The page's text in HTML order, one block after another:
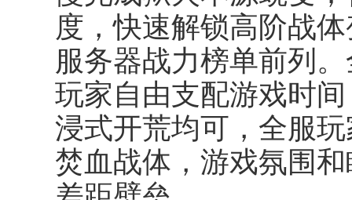
度，快速解锁高阶战
服务器战力榜单前列
玩家自由支配游戏时
浸式开荒均可，全服
焚血战体，游戏氛围